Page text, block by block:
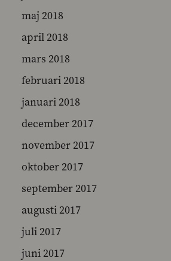
maj 2018
april 2018
mars 2018
februari 2018
januari 2018
december 2017
november 2017
oktober 2017
september 2017
augusti 2017
juli 2017
juni 2017